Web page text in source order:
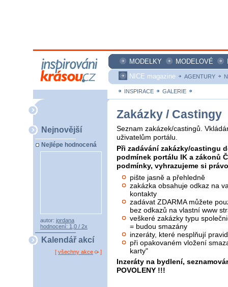
MODELKY MODELOVÉ
NICE magazine
AGENTURY
INSPIRACE GALERIE
Nejnovější
Nejlépe hodnocená
autor: jordana
hodnocení: 1,0 / 2x
Kalendář akcí
[ všechny akce ]
Zakázky / Castingy
Seznam zakázek/castingů.
uživatelům portálu.
Při zadávání zakázky/castingu
podmínek portálu IK a zákonů
podmínky, vyhrazujeme si
pište jasně a přehledně
zakázka obsahuje odkaz na
kontakty
zadávat ZDARMA můžete
bez odkazů na vlastní www
veškeré zakázky typu
= budou smazány
inzeráty, které nesplňují
při opakovaném vložení
karty"
Inzeráty na bydlení,
POVOLENY !!!